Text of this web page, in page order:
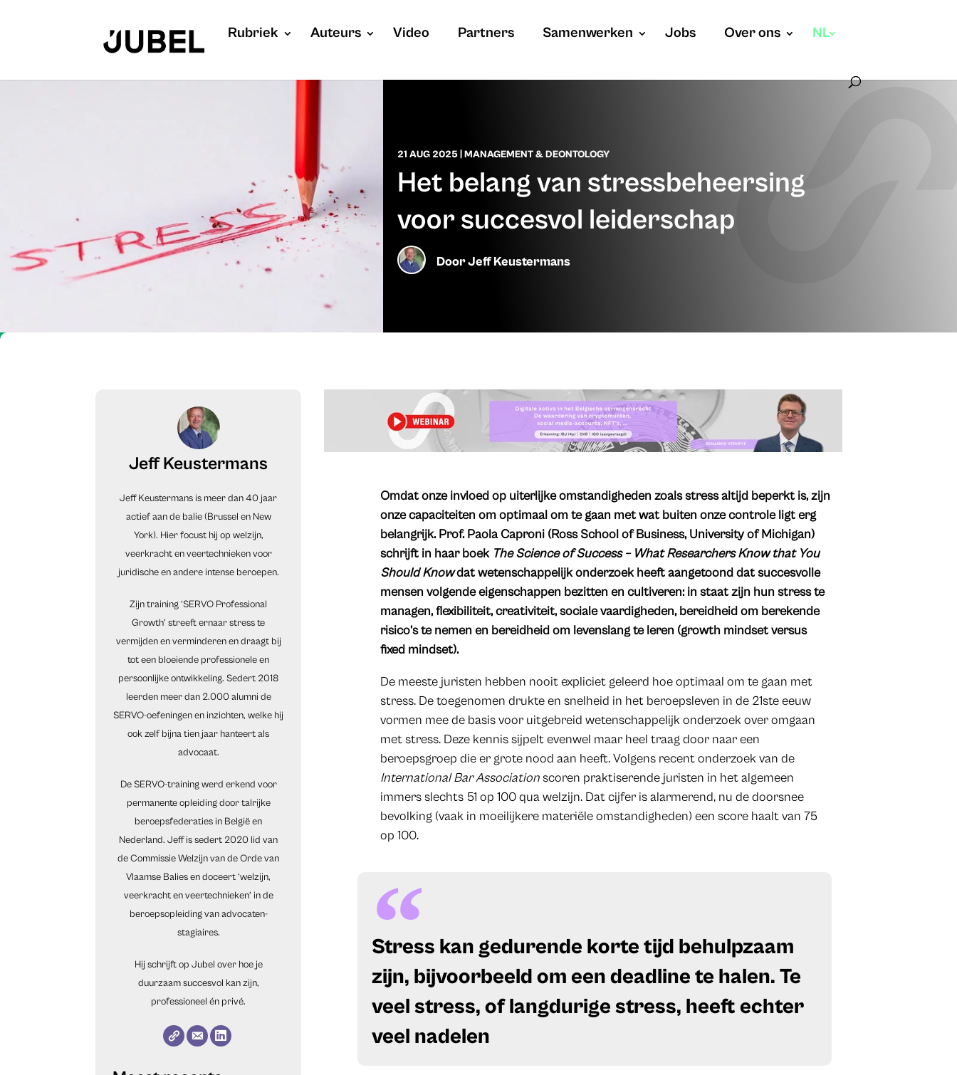
Rubriek Auteurs Video Partners Samenwerken Jobs Over ons NL
21 AUG 2025| MANAGEMENT & DEONTOLOGY
Het belang van stressbeheersing
voor succesvol leiderschap
DoorJeff Keustermans
Jeff Keustermans
Jeff Keustermans is meer dan 40 jaar
actief aan de balie (Brussel en New
York). Hier focust hij op welzijn,
veerkracht en veertechnieken voor
juridische en andere intense beroepen.
Zijn training ‘SERVO Professional
Growth’ streeft ernaar stress te
vermijden en verminderen en draagt bij
tot een bloeiende professionele en
persoonlijke ontwikkeling. Sedert 2018
leerden meer dan 2.000 alumni de
SERVO-oefeningen en inzichten, welke hij
ook zelf bijna tien jaar hanteert als
advocaat.
De SERVO-training werd erkend voor
permanente opleiding door talrijke
beroepsfederaties in België en
Nederland. Jeff is sedert 2020 lid van
de Commissie Welzijn van de Orde van
Vlaamse Balies en doceert ‘welzijn,
veerkracht en veertechnieken’ in de
beroepsopleiding van advocaten-
stagiaires.
Hij schrijft op Jubel over hoe je
duurzaam succesvol kan zijn,
professioneel én privé.
Omdat onze invloed op uiterlijke omstandigheden zoals stress altijd beperkt is, zijn
onze capaciteiten om optimaal om te gaan met wat buiten onze controle ligt erg
belangrijk. Prof. Paola Caproni (Ross School of Business, University of Michigan)
schrijft in haar boek The Science of Success – What Researchers Know that You
Should Knowdat wetenschappelijk onderzoek heeft aangetoond dat succesvolle
mensen volgende eigenschappen bezitten en cultiveren: in staat zijn hun stress te
managen, flexibiliteit, creativiteit, sociale vaardigheden, bereidheid om berekende
risico’s te nemen en bereidheid om levenslang te leren (growth mindset versus
fixed mindset).
De meeste juristen hebben nooit expliciet geleerd hoe optimaal om te gaan met
stress. De toegenomen drukte en snelheid in het beroepsleven in de 21ste eeuw
vormen mee de basis voor uitgebreid wetenschappelijk onderzoek over omgaan
met stress. Deze kennis sijpelt evenwel maar heel traag door naar een
beroepsgroep die er grote nood aan heeft. Volgens recent onderzoek van de
International Bar Associationscoren praktiserende juristen in het algemeen
immers slechts 51 op 100 qua welzijn. Dat cijfer is alarmerend, nu de doorsnee
bevolking (vaak in moeilijkere materiële omstandigheden) een score haalt van 75
op 100.
​Stress kan gedurende korte tijd behulpzaam
zijn, bijvoorbeeld om een deadline te halen. Te
veel stress, of langdurige stress, heeft echter
veel nadelen